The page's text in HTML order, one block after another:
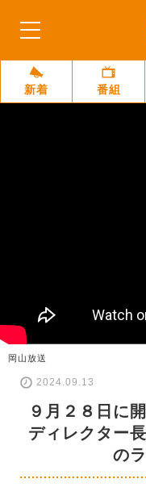
新着 番組
岡山放送
2024.09.13
９月２８日に
ディレクター
の